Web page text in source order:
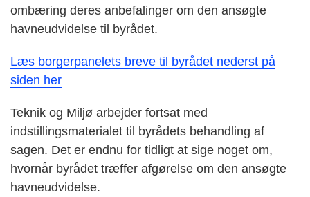
ombæring deres anbefalinger om den ansøgte
havneudvidelse til byrådet.
Læs borgerpanelets breve til byrådet nederst på
siden her
Teknik og Miljø arbejder fortsat med
indstillingsmaterialet til byrådets behandling af
sagen. Det er endnu for tidligt at sige noget om,
hvornår byrådet træffer afgørelse om den ansøgte
havneudvidelse.